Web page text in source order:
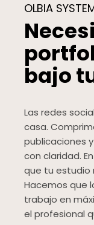
OLBIA
bajo
Las redes
casa.
publicaciones
con claridad.
que tu estudio
Hacemos que
trabajo en
el profesional